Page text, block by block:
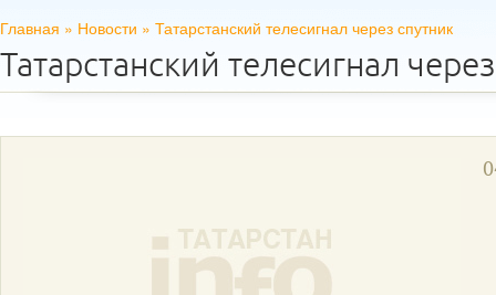
Главная » Новости » Татарстанский телесигнал через спутник
Татарстанский телесигнал